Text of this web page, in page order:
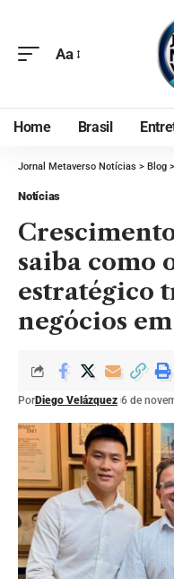
Aa
Home Brasil
Jornal Metaverso Notícias > Blog >
Notícias
saiba como
estratégico
negócios
PorDiego Velázquez 6 de